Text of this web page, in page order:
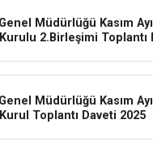
Müdürlüğü Kasım
2.Birleşimi Toplantı
Müdürlüğü Kasım
Toplantı Daveti 2025